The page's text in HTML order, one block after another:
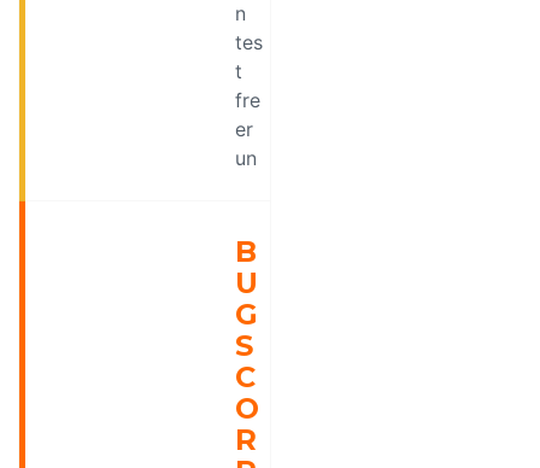
n
tes
t
fre
er
un
B
U
G
S
C
O
R